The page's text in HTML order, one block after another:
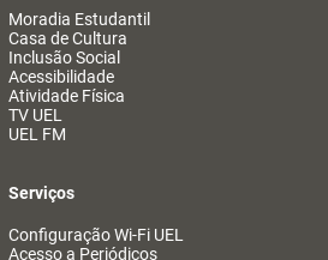
Moradia Estudantil
Casa de Cultura
Inclusão Social
Acessibilidade
Atividade Física
TV UEL
UEL FM
Serviços
Configuração Wi-Fi UEL
Acesso a Periódicos